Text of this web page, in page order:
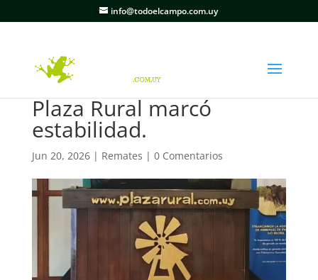
info@todoelcampo.com.uy
Plaza Rural marcó
estabilidad.
Jun 20, 2026| Remates | 0 Comentarios